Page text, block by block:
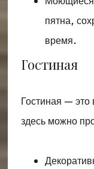
пятна,
время.
Гостиная
Гостиная — это
здесь можно